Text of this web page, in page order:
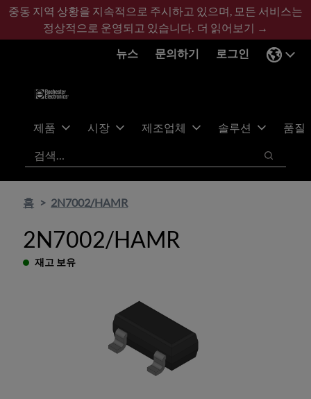
기
콘
바
글
중동 지역 상황을 지속적으로 주시하고 있으며, 모든 서비스는
정상적으로 운영되고 있습니다. 더 읽어보기 →
뉴스
문의하기 로그인
제품 시장 제조업체 솔루션
품질
검색
검색
홈 2N7002/HAMR
2N7002/HAMR
재고 보유